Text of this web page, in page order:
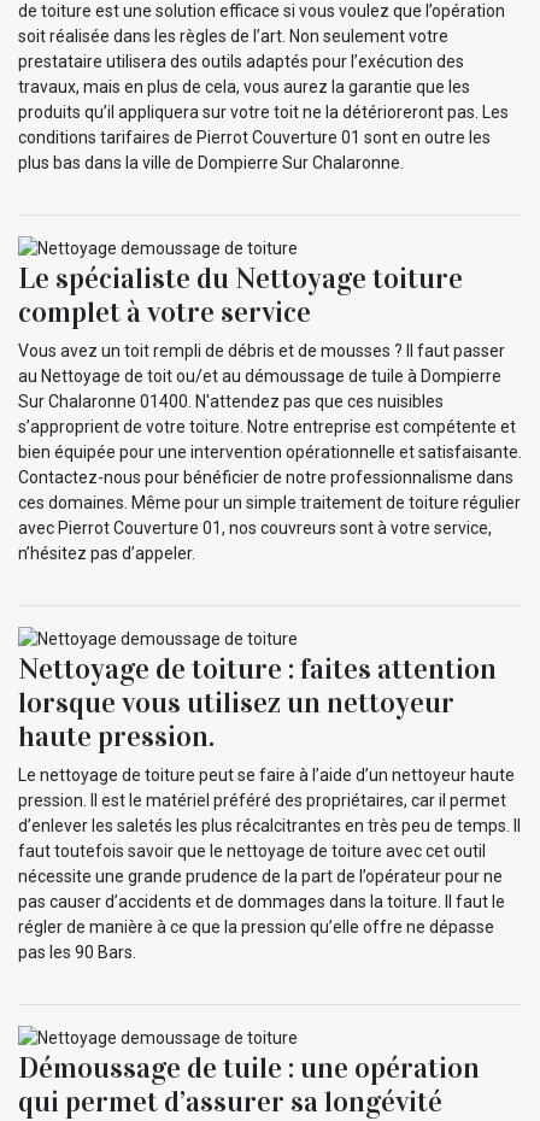
de toiture est une solution efficace si vous voulez que l’opération
soit réalisée dans les règles de l’art. Non seulement votre
prestataire utilisera des outils adaptés pour l’exécution des
travaux, mais en plus de cela, vous aurez la garantie que les
produits qu’il appliquera sur votre toit ne la détérioreront pas. Les
conditions tarifaires de Pierrot Couverture 01 sont en outre les
plus bas dans la ville de Dompierre Sur Chalaronne.
Le spécialiste du Nettoyage toiture
complet à votre service
Vous avez un toit rempli de débris et de mousses ? Il faut passer
au Nettoyage de toit ou/et au démoussage de tuile à Dompierre
Sur Chalaronne 01400. N'attendez pas que ces nuisibles
s’approprient de votre toiture. Notre entreprise est compétente et
bien équipée pour une intervention opérationnelle et satisfaisante.
Contactez-nous pour bénéficier de notre professionnalisme dans
ces domaines. Même pour un simple traitement de toiture régulier
avec Pierrot Couverture 01, nos couvreurs sont à votre service,
n’hésitez pas d’appeler.
Nettoyage de toiture : faites attention
lorsque vous utilisez un nettoyeur
haute pression.
Le nettoyage de toiture peut se faire à l’aide d’un nettoyeur haute
pression. Il est le matériel préféré des propriétaires, car il permet
d’enlever les saletés les plus récalcitrantes en très peu de temps. Il
faut toutefois savoir que le nettoyage de toiture avec cet outil
nécessite une grande prudence de la part de l’opérateur pour ne
pas causer d’accidents et de dommages dans la toiture. Il faut le
régler de manière à ce que la pression qu’elle offre ne dépasse
pas les 90 Bars.
Démoussage de tuile : une opération
qui permet d’assurer sa longévité